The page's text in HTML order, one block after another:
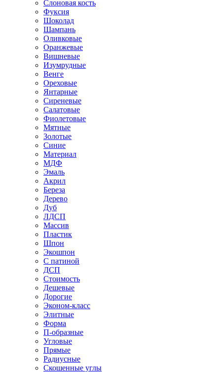
Слоновая кость
Фуксия
Шоколад
Шампань
Оливковые
Оранжевые
Вишневые
Изумрудные
Венге
Ореховые
Янтарные
Сиреневые
Салатовые
Фиолетовые
Мятные
Золотые
Синие
Материал
МДФ
Эмаль
Акрил
Береза
Дерево
Дуб
ЛДСП
Массив
Пластик
Шпон
Экошпон
С патиной
ДСП
Стоимость
Дешевые
Дорогие
Эконом-класс
Элитные
Форма
П-образные
Угловые
Прямые
Радиусные
Скошенные углы